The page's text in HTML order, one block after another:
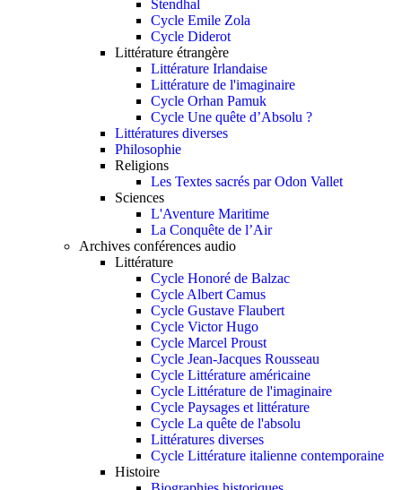
Stendhal
Cycle Emile Zola
Cycle Diderot
Littérature étrangère
Littérature Irlandaise
Littérature de l'imaginaire
Cycle Orhan Pamuk
Cycle Une quête d’Absolu ?
Littératures diverses
Philosophie
Religions
Les Textes sacrés par Odon Vallet
Sciences
L'Aventure Maritime
La Conquête de l’Air
Archives conférences audio
Littérature
Cycle Honoré de Balzac
Cycle Albert Camus
Cycle Gustave Flaubert
Cycle Victor Hugo
Cycle Marcel Proust
Cycle Jean-Jacques Rousseau
Cycle Littérature américaine
Cycle Littérature de l'imaginaire
Cycle Paysages et littérature
Cycle La quête de l'absolu
Littératures diverses
Cycle Littérature italienne contemporaine
Histoire